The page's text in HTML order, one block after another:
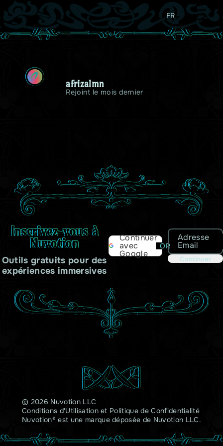
FR
A
afrizalmn
Rejoint le mois dernier
Inscrivez-vous à
Nuvotion
Outils gratuits pour des
expériences immersives
Continuer
avec
Google
OR
Adresse
Email
Continuer
© 2026 Nuvotion LLC
Conditions d'Utilisationet Politique de Confidentialité
Nuvotion® est une marque déposée de Nuvotion LLC.